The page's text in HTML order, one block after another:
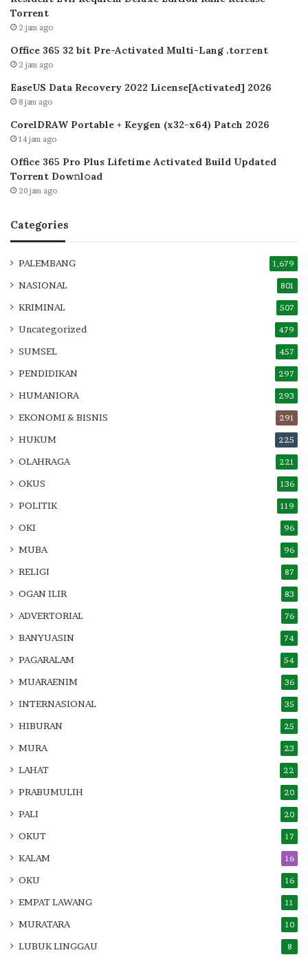
Torrent
2 jam ago
Office 365 32 bit Pre-Activated Multi-Lang .tоr𝚛еnt
2 jam ago
EaseUS Data Recovery 2022 License[Activated] 2026
8 jam ago
CorelDRAW Portable + Keygen (x32-x64) Patch 2026
14 jam ago
Office 365 Pro Plus Lifetime Activated Build Updated
Torrent Dow𝚗l𝚘аd
20 jam ago
Categories
PALEMBANG 1,679
NASIONAL 801
KRIMINAL 507
Uncategorized 479
SUMSEL 457
PENDIDIKAN 297
HUMANIORA 293
EKONOMI & BISNIS 291
HUKUM 225
OLAHRAGA 221
OKUS 136
POLITIK 119
OKI 96
MUBA 96
RELIGI 87
OGAN ILIR 83
ADVERTORIAL 76
BANYUASIN 74
PAGARALAM 54
MUARAENIM 36
INTERNASIONAL 35
HIBURAN 25
MURA 23
LAHAT 22
PRABUMULIH 20
PALI 20
OKUT 17
KALAM 16
OKU 16
EMPAT LAWANG 11
MURATARA 10
LUBUK LINGGAU 8